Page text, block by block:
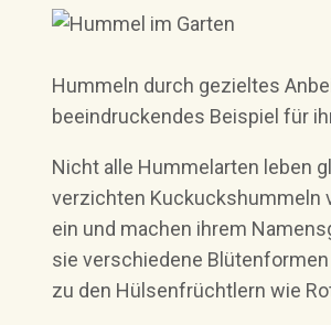
Hummeln durch gezieltes
beeindruckendes Beispiel für
Nicht alle Hummelarten leben
verzichten Kuckuckshummeln
ein und machen ihrem
sie verschiedene
zu den Hülsenfrüchtlern wie